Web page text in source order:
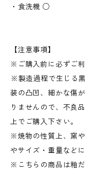
・食洗機 ○
【注意事項】
※ご購入前に必ずご
︎※製造過程で生じる
装の凸凹、細かな傷
りませんので、不良
上でご購入下さい。
※焼物の性質上、窯
やサイズ・重量など
※こちらの商品は釉